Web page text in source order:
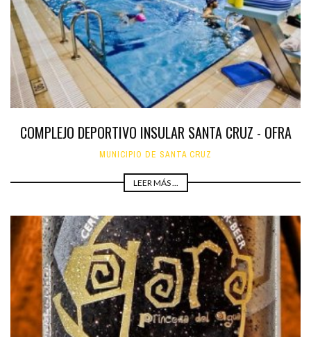
COMPLEJO DEPORTIVO INSULAR SANTA CRUZ - OFRA
MUNICIPIO DE SANTA CRUZ
LEER MÁS ...